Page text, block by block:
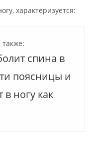
характеризуется:
также:
спина в
поясницы и
в ногу как